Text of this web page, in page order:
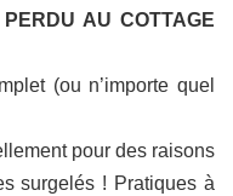
AU COTTAGE
(ou n’importe quel
pour des raisons
surgelés ! Pratiques à